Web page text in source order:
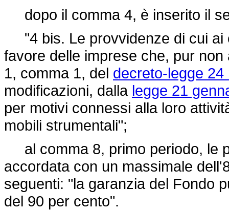
dopo il comma 4, è inserito il
"4 bis. Le provvidenze di cui ai
favore delle imprese che, pur
1, comma 1, del decreto-legge
modificazioni, dalla legge 21
per motivi connessi alla loro
mobili strumentali";
al comma 8, primo periodo, le
accordata con un massimale
seguenti: "la garanzia del Fondo
del 90 per cento".